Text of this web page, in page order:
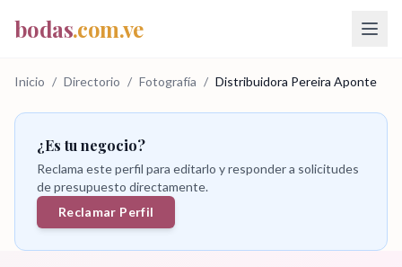
bodas.com.ve
Inicio / Directorio / Fotografía / Distribuidora Pereira Aponte
¿Es tu negocio?
Reclama este perfil para editarlo y responder a solicitudes
de presupuesto directamente.
Reclamar Perfil